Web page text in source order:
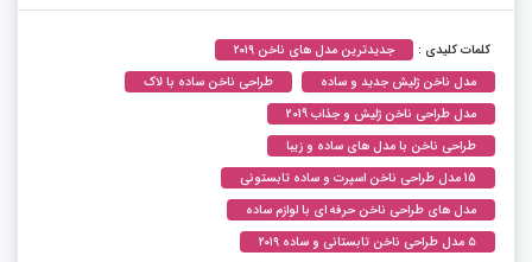
کلمات کلیدی :
جدیدترین مدل های ناخن ۲۰۱۹
مدل ناخن ژلیش جدید و ساده
طراحی ناخن ساده با لاک
مدل طراحی ناخن ژلیش و جذاب 2019
طراحی ناخن با مدل های ساده و زیبا
15 مدل طراحی ناخن اسپرت و ساده تابستونی
مدل های طراحی ناخن حرفه ای با لوازم ساده
۵ مدل طراحی ناخن تابستانی و ساده ۲۰۱۹